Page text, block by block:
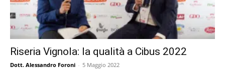
Riseria Vignola: la qualità a Cibus 2022
Dott. Alessandro Foroni - 5 Maggio 2022